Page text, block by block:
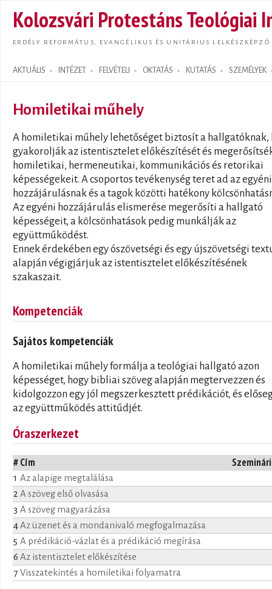
Kolozsvári Protestáns Teológiai
ERDÉLY REFORMÁTUS, EVANGÉLIKUS ÉS UNITÁRIUS LELKÉSZKÉPZŐ
AKTUÁLIS INTÉZET FELVÉTELI OKTATÁS KUTATÁS SZEMÉLYEK
Search form
Homiletikai műhely
A homiletikai műhely lehetőséget biztosít a hallgatóknak,
gyakorolják az istentisztelet előkészítését és
homiletikai, hermeneutikai, kommunikációs és retorikai
képességekeit. A csoportos tevékenység teret ad az egyéni
hozzájárulásnak és a tagok közötti hatékony
Az egyéni hozzájárulás elismerése megerősíti a hallgató
képességeit, a kölcsönhatások pedig munkálják az
együttműködést.
Ennek érdekében egy ószövetségi és egy újszövetségi
alapján végigjárjuk az istentisztelet előkészítésének
szakaszait.
Kompetenciák
Sajátos kompetenciák
A homiletikai műhely formálja a teológiai hallgató azon
képességet, hogy bibliai szöveg alapján megtervezzen és
kidolgozzon egy jól megszerkesztett prédikációt, és
az együttműködés attitűdjét.
Óraszerkezet
#Cím
1 Az alapige megtalálása
2 A szöveg első olvasása
3 A szöveg magyarázása
4Az üzenet és a mondanivaló megfogalmazása
5 A prédikáció-vázlat és a prédikáció megírása
6 Az istentisztelet előkészítése
7 Visszatekintés a homiletikai folyamatra